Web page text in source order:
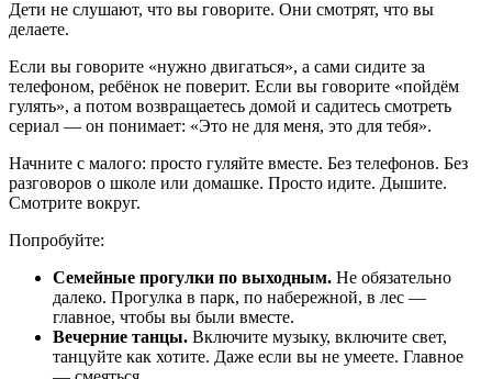
Дети не слушают, что вы говорите. Они смотрят, что вы
делаете.
Если вы говорите «нужно двигаться», а сами сидите за
телефоном, ребёнок не поверит. Если вы говорите «пойдём
гулять», а потом возвращаетесь домой и садитесь смотреть
сериал — он понимает: «Это не для меня, это для тебя».
Начните с малого: просто гуляйте вместе. Без телефонов. Без
разговоров о школе или домашке. Просто идите. Дышите.
Смотрите вокруг.
Попробуйте:
Семейные прогулки по выходным. Не обязательно
далеко. Прогулка в парк, по набережной, в лес —
главное, чтобы вы были вместе.
Вечерние танцы. Включите музыку, включите свет,
танцуйте как хотите. Даже если вы не умеете. Главное